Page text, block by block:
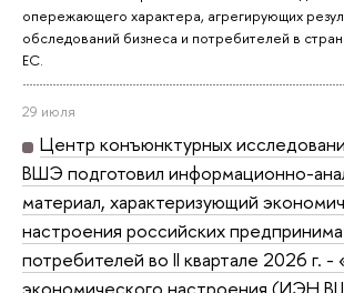
опережающего характера, агрегирующих
обследований бизнеса и потребителей в
ЕС.
29 июля
Центр конъюнктурных
ВШЭ подготовил информационно-
материал, характеризующий
настроения российских
потребителей во II квартале 2026 г. -